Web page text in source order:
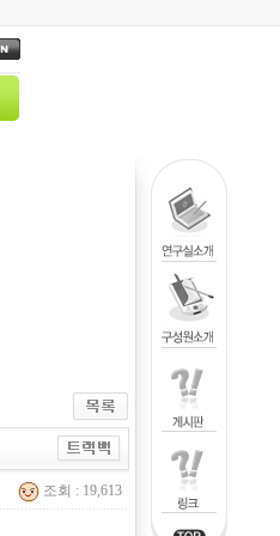
조회 : 19,613